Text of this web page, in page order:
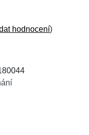
hodnocení)